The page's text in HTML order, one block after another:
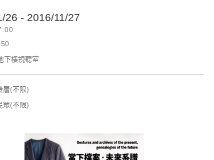
26 - 2016/11/27
下樓視聽室
層(不限)
眾(不限)